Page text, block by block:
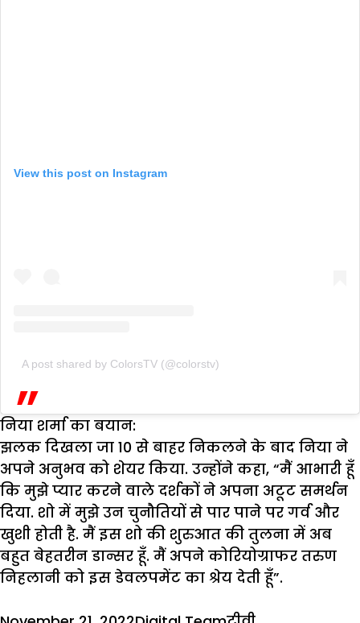
View this post on Instagram
A post shared by ColorsTV (@colorstv)
निया शर्मा का बयान:
झलक दिखला जा 10 से बाहर निकलने के बाद निया ने
अपने अनुभव को शेयर किया. उन्होंने कहा, “मैं आभारी हूँ
कि मुझे प्यार करने वाले दर्शकों ने अपना अटूट समर्थन
दिया. शो में मुझे उन चुनौतियों से पार पाने पर गर्व और
खुशी होती है. मैं इस शो की शुरुआत की तुलना में अब
बहुत बेहतरीन डान्सर हूँ. मैं अपने कोरियोग्राफर तरुण
निहलानी को इस डेवलपमेंट का श्रेय देती हूँ”.